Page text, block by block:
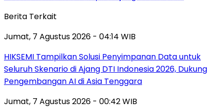
Berita Terkait
Jumat, 7 Agustus 2026 - 04:14 WIB
HIKSEMI Tampilkan Solusi Penyimpanan Data untuk
Seluruh Skenario di Ajang DTI Indonesia 2026, Dukung
Pengembangan AI di Asia Tenggara
Jumat, 7 Agustus 2026 - 00:42 WIB